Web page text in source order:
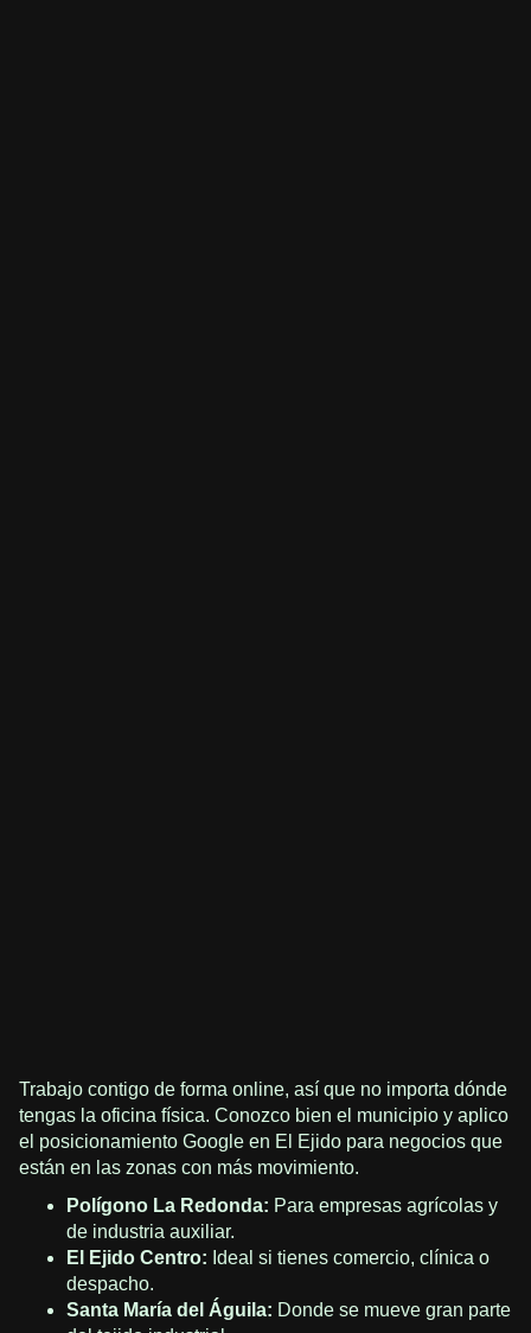
Trabajo contigo de forma online, así que no importa dónde
tengas la oficina física. Conozco bien el municipio y aplico
el posicionamiento Google en El Ejido para negocios que
están en las zonas con más movimiento.
Polígono La Redonda: Para empresas agrícolas y
de industria auxiliar.
El Ejido Centro: Ideal si tienes comercio, clínica o
despacho.
Santa María del Águila: Donde se mueve gran parte